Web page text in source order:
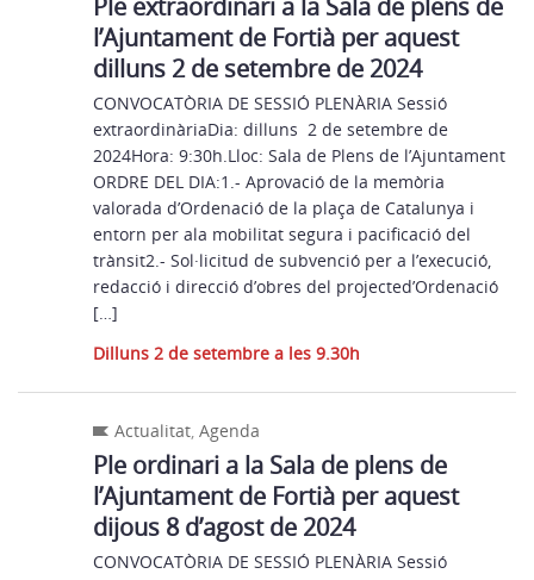
Ple extraordinari a la Sala de plens de
l’Ajuntament de Fortià per aquest
dilluns 2 de setembre de 2024
CONVOCATÒRIA DE SESSIÓ PLENÀRIA Sessió
extraordinàriaDia: dilluns 2 de setembre de
2024Hora: 9:30h.Lloc: Sala de Plens de l’Ajuntament
ORDRE DEL DIA:1.- Aprovació de la memòria
valorada d’Ordenació de la plaça de Catalunya i
entorn per ala mobilitat segura i pacificació del
trànsit2.- Sol·licitud de subvenció per a l’execució,
redacció i direcció d’obres del projected’Ordenació
[…]
Dilluns 2 de setembre a les 9.30h
Actualitat,Agenda
Ple ordinari a la Sala de plens de
l’Ajuntament de Fortià per aquest
dijous 8 d’agost de 2024
CONVOCATÒRIA DE SESSIÓ PLENÀRIA Sessió